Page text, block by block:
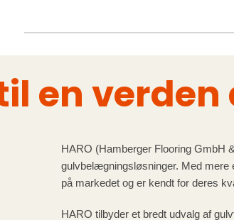
en verden
gulvbelægningsløsninger. Med mere
på markedet og er kendt for deres